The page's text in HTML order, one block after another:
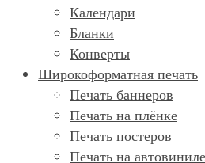
Календари
Бланки
Конверты
Широкоформатная печать
Печать баннеров
Печать на плёнке
Печать постеров
Печать на автовиниле